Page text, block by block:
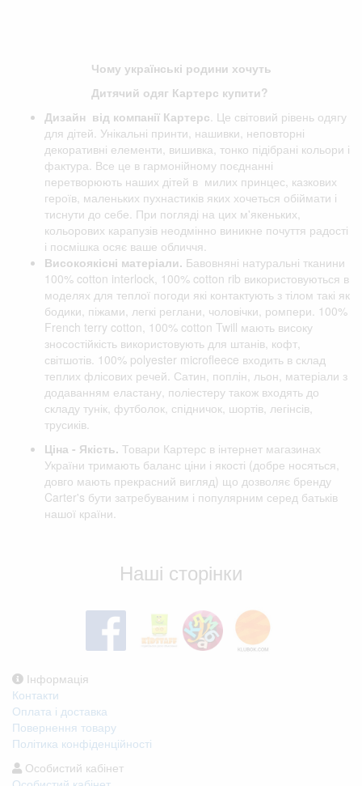
Чому українські родини хочуть
Дитячий одяг Картерс купити?
Дизайн від компанії Картерс . Це світовий рівень одягу
для дітей. Унікальні принти, нашивки, неповторні
декоративні елементи, вишивка, тонко підібрані кольори і
фактура. Все це в гармонійному поєднанні
перетворюють наших дітей в милих принцес, казкових
героїв, маленьких пухнастиків яких хочеться обіймати і
тиснути до себе. При погляді на цих м'якеньких,
кольорових карапузів неодмінно виникне почуття радості
і посмішка осяє ваше обличчя.
Високоякісні матеріали. Бавовняні натуральні тканини
100% cotton interlock, 100% cotton rib використовуються в
моделях для теплої погоди які контактують з тілом такі як
бодики, піжами, легкі реглани, чоловічки, ромпери. 100%
French terry cotton, 100% cotton Twill мають високу
зносостійкість використовують для штанів, кофт,
світшотів. 100% polyester microfleece входить в склад
теплих флісових речей. Сатин, поплін, льон, матеріали з
додаванням еластану, поліестеру також входять до
складу тунік, футболок, спідничок, шортів, легінсів,
трусиків.
Ціна - Якість. Товари Картерс в інтернет магазинах
України тримають баланс ціни і якості (добре носяться,
довго мають прекрасний вигляд) що дозволяє бренду
Carter's бути затребуваним і популярним серед батьків
нашої країни.
Наші сторінки
Інформація
Контакти
Оплата і доставка
Повернення товару
Політика конфіденційності
Особистий кабінет